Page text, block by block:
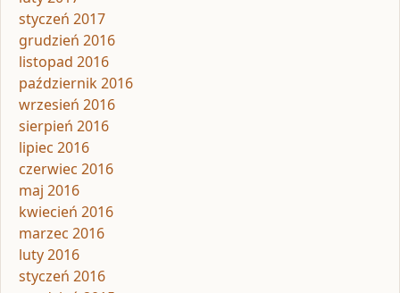
styczeń 2017
grudzień 2016
listopad 2016
październik 2016
wrzesień 2016
sierpień 2016
lipiec 2016
czerwiec 2016
maj 2016
kwiecień 2016
marzec 2016
luty 2016
styczeń 2016